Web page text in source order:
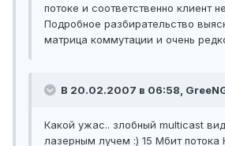
потоке и соответственно клиент
Подробное разбирательство
матрица коммутации и очень
В 20.02.2007 в 06:58,
Какой ужас.. злобный multicast
лазерным лучем :) 15 Мбит